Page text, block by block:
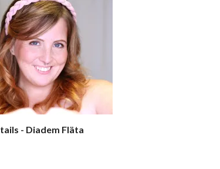
- Diadem Fläta